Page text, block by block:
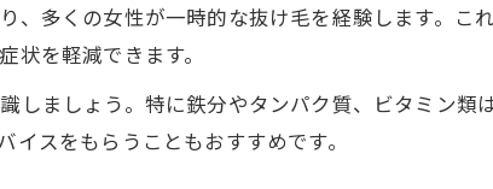
の関係を解説
の違いを理解
バランス比較
の髪への影響
多くの女性が一時的な抜け毛を経験します。こ
を軽減できます。
しましょう。特に鉄分やタンパク質、ビタミン類
スをもらうこともおすすめです。